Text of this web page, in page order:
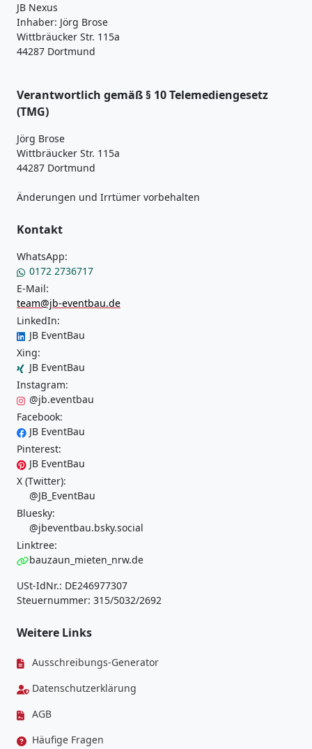
JB Nexus
Inhaber: Jörg Brose
Wittbräucker Str. 115a
44287 Dortmund
Verantwortlich gemäß § 10 Telemediengesetz
(TMG)
Jörg Brose
Wittbräucker Str. 115a
44287 Dortmund
Änderungen und Irrtümer vorbehalten
Kontakt
WhatsApp:
0172 2736717
E-Mail:
team@jb-eventbau.de
LinkedIn:
JB EventBau
Xing:
JB EventBau
Instagram:
@jb.eventbau
Facebook:
JB EventBau
Pinterest:
JB EventBau
X (Twitter):
@JB_EventBau
Bluesky:
@jbeventbau.bsky.social
Linktree:
bauzaun_mieten_nrw.de
USt-IdNr.: DE246977307
Steuernummer: 315/5032/2692
Weitere Links
Ausschreibungs-Generator
Datenschutzerklärung
AGB
Häufige Fragen